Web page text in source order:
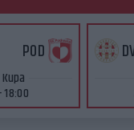
POD